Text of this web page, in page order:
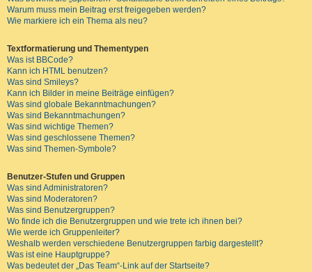
Warum muss mein Beitrag erst freigegeben werden?
Wie markiere ich ein Thema als neu?
Textformatierung und Thementypen
Was ist BBCode?
Kann ich HTML benutzen?
Was sind Smileys?
Kann ich Bilder in meine Beiträge einfügen?
Was sind globale Bekanntmachungen?
Was sind Bekanntmachungen?
Was sind wichtige Themen?
Was sind geschlossene Themen?
Was sind Themen-Symbole?
Benutzer-Stufen und Gruppen
Was sind Administratoren?
Was sind Moderatoren?
Was sind Benutzergruppen?
Wo finde ich die Benutzergruppen und wie trete ich ihnen bei?
Wie werde ich Gruppenleiter?
Weshalb werden verschiedene Benutzergruppen farbig dargestellt?
Was ist eine Hauptgruppe?
Was bedeutet der „Das Team“-Link auf der Startseite?